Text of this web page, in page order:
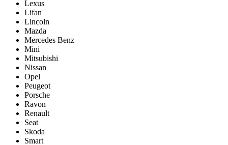
Lexus
Lifan
Lincoln
Mazda
Mercedes Benz
Mini
Mitsubishi
Nissan
Opel
Peugeot
Porsche
Ravon
Renault
Seat
Skoda
Smart